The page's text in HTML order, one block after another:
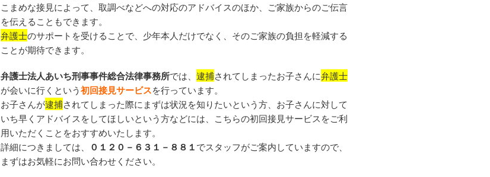
こまめな接見によって、取調べなどへの対応のアドバイスのほか、ご家族からのご伝言
を伝えることもできます。
弁護士のサポートを受けることで、少年本人だけでなく、そのご家族の負担を軽減する
ことが期待できます。
弁護士法人あいち刑事事件総合法律事務所では、 逮捕されてしまったお子さんに弁護士
が会いに行くという初回接見サービスを行っています。
お子さんが逮捕されてしまった際にまずは状況を知りたいという方、お子さんに対して
いち早くアドバイスをしてほしいという方などには、こちらの初回接見サービスをご利
用いただくことをおすすめいたします。
詳細につきましては、
０１２０－６３１－８８１でスタッフがご案内していますので、
まずはお気軽にお問い合わせください。